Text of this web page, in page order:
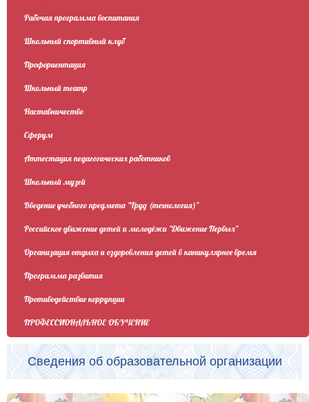
Рабочая программа воспитания
Школьный спортивный клуб
Профориентация
Школьный театр
Наставничество
Сферум
Аттестация педагогических работников
Школьный музей
Введение учебного предмета "Труд (технология)"
Российское движение детей и молодёжи "Движение Первых"
Организация отдыха и оздоровления детей в каникулярное время
Программа развития
Противодействие коррупции
ПРОФЕССИОНАЛЬНОЕ ОБУЧЕНИЕ
Сведения об образовательной организации